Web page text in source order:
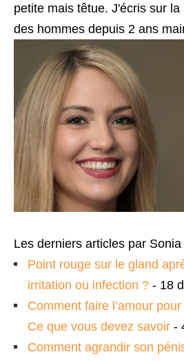
petite mais têtue. J'écris sur
des hommes depuis 2 ans
Les derniers articles par Sonia
Point rouge sur le gland
irritation ou infection ? - 18
Comment faire l’amour
Ce que vous devez savoir -
Comment agrandir son